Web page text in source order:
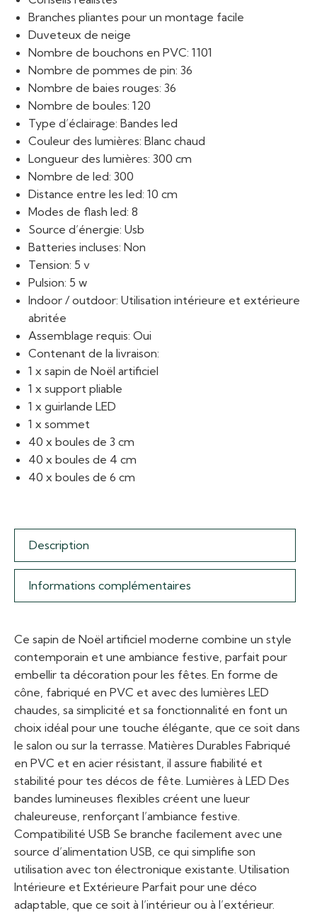
Branches pliantes pour un montage facile
Duveteux de neige
Nombre de bouchons en PVC: 1101
Nombre de pommes de pin: 36
Nombre de baies rouges: 36
Nombre de boules: 120
Type d’éclairage: Bandes led
Couleur des lumières: Blanc chaud
Longueur des lumières: 300 cm
Nombre de led: 300
Distance entre les led: 10 cm
Modes de flash led: 8
Source d’énergie: Usb
Batteries incluses: Non
Tension: 5 v
Pulsion: 5 w
Indoor / outdoor: Utilisation intérieure et extérieure
abritée
Assemblage requis: Oui
Contenant de la livraison:
1 x sapin de Noël artificiel
1 x support pliable
1 x guirlande LED
1 x sommet
40 x boules de 3 cm
40 x boules de 4 cm
40 x boules de 6 cm
Description
Informations complémentaires
Ce sapin de Noël artificiel moderne combine un style
contemporain et une ambiance festive, parfait pour
embellir ta décoration pour les fêtes. En forme de
cône, fabriqué en PVC et avec des lumières LED
chaudes, sa simplicité et sa fonctionnalité en font un
choix idéal pour une touche élégante, que ce soit dans
le salon ou sur la terrasse. Matières Durables Fabriqué
en PVC et en acier résistant, il assure fiabilité et
stabilité pour tes décos de fête. Lumières à LED Des
bandes lumineuses flexibles créent une lueur
chaleureuse, renforçant l’ambiance festive.
Compatibilité USB Se branche facilement avec une
source d’alimentation USB, ce qui simplifie son
utilisation avec ton électronique existante. Utilisation
Intérieure et Extérieure Parfait pour une déco
adaptable, que ce soit à l’intérieur ou à l’extérieur.